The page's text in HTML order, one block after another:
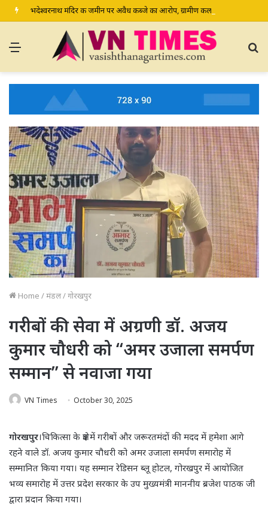
Menu
Home /मंडल/गोरखपुर
गरीबों की सेवा में अग्रणी डॉ. अजय
कुमार चौधरी को “अमर उजाला समर्पण
सम्मान” से नवाजा गया
VN Times October 30, 2025
गोरखपुर।चिकित्सा के क्षेत्र में गरीबों और जरूरतमंदों की मदद में हमेशा आगे
रहने वाले डॉ. अजय कुमार चौधरी को अमर उजाला समर्पण समारोह में
सम्मानित किया गया। यह सम्मान रेडिसन ब्लू होटल, गोरखपुर में आयोजित
भव्य समारोह में उत्तर प्रदेश सरकार के उप मुख्यमंत्री माननीय ब्रजेश पाठक जी
द्वारा प्रदान किया गया।